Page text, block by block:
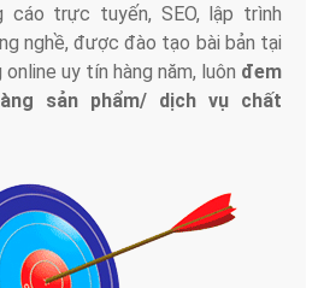
cáo trực tuyến, SEO, lập trình
nghề, được đào tạo bài bản tại
uy tín hàng năm, luôn đem
sản phẩm/ dịch vụ chất